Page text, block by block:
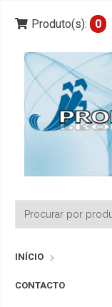
Produto(s): 0
INÍCIO
CONTACTO